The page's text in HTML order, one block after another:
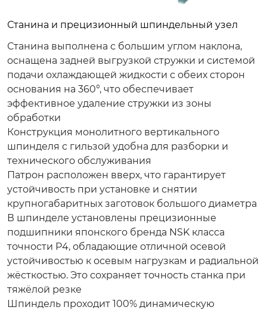
Станина и прецизионный шпиндельный узел
Станина выполнена с большим углом наклона,
оснащена задней выгрузкой стружки и системой
подачи охлаждающей жидкости с обеих сторон
основания на 360°, что обеспечивает
эффективное удаление стружки из зоны
обработки
Конструкция монолитного вертикального
шпинделя с гильзой удобна для разборки и
технического обслуживания
Патрон расположен вверх, что гарантирует
устойчивость при установке и снятии
крупногабаритных заготовок большого диаметра
В шпинделе установлены прецизионные
подшипники японского бренда NSK класса
точности P4, обладающие отличной осевой
устойчивостью к осевым нагрузкам и радиальной
жёсткостью. Это сохраняет точность станка при
тяжёлой резке
Шпиндель проходит 100% динамическую